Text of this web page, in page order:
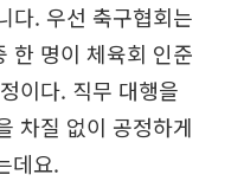
다. 우선 축구협회는
한 명이 체육회 인준
이다. 직무 대행을
차질 없이 공정하게
데요.